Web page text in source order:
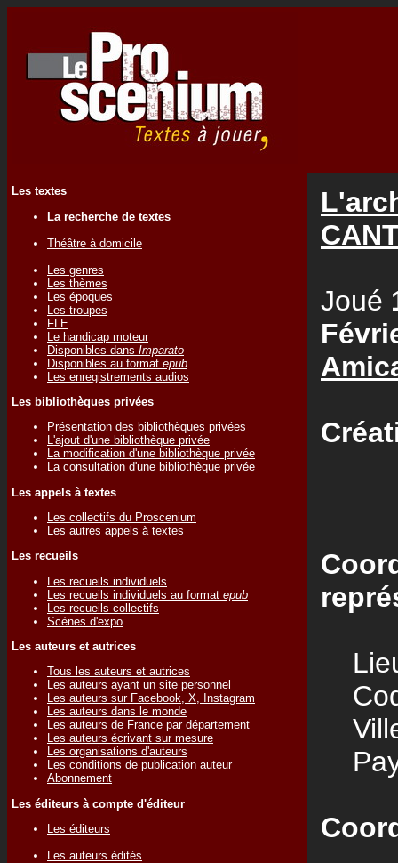
Les textes
La recherche de textes
Théâtre à domicile
Les genres
Les thèmes
Les époques
Les troupes
FLE
Le handicap moteur
Disponibles dans Imparato
Disponibles au format epub
Les enregistrements audios
Les bibliothèques privées
Présentation des bibliothèques privées
L'ajout d'une bibliothèque privée
La modification d'une bibliothèque privée
La consultation d'une bibliothèque privée
Les appels à textes
Les collectifs du Proscenium
Les autres appels à textes
Les recueils
Les recueils individuels
Les recueils individuels au format epub
Les recueils collectifs
Scènes d'expo
Les auteurs et autrices
Tous les auteurs et autrices
Les auteurs ayant un site personnel
Les auteurs sur Facebook, X, Instagram
Les auteurs dans le monde
Les auteurs de France par département
Les auteurs écrivant sur mesure
Les organisations d'auteurs
Les conditions de publication auteur
Abonnement
Les éditeurs à compte d'éditeur
Les éditeurs
Les auteurs édités
Joué